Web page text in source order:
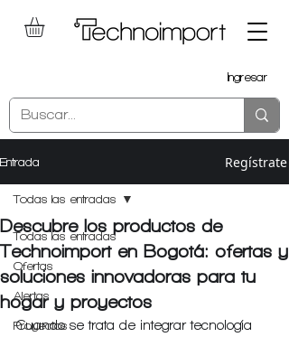
Ingresar
Entrada Regístrate
Todas las entradas
Ofertas
Alertas
Proyectos
Todas las entradas
Descubre los productos de
Technoimport en Bogotá: ofertas y
soluciones innovadoras para tu
hogar y proyectos
Cuando se trata de integrar tecnología